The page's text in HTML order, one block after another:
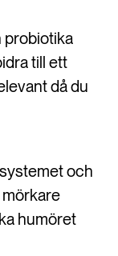
probiotika
till ett
då du
och
humöret